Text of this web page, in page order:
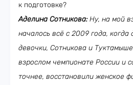
к подготовке?
Аделина Сотникова:Ну, на мой
началось всё с 2009 года, когда
девочки, Сотникова и
взрослом чемпионате России и
точнее, восстановили женское